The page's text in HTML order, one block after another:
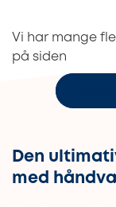
Vi har mange
på siden
Den
med